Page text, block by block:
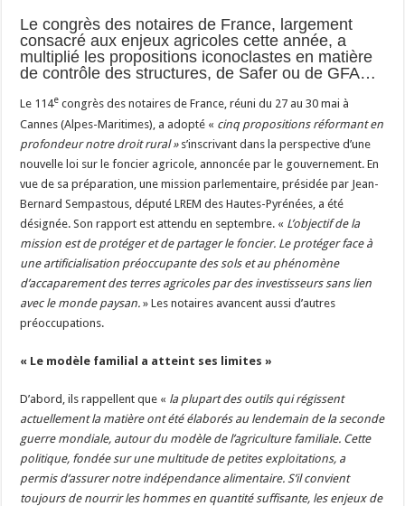
Les canicules freinent la collecte laitière
Le congrès des notaires de France, largement
consacré aux enjeux agricoles cette année, a
multiplié les propositions iconoclastes en matière
de contrôle des structures, de Safer ou de GFA…
Le 114e congrès des notaires de France, réuni du 27 au 30 mai à
Cannes (Alpes-Maritimes), a adopté « cinq propositions réformant en
profondeur notre droit rural »s’inscrivant dans la perspective d’une
nouvelle loi sur le foncier agricole, annoncée par le gouvernement. En
vue de sa préparation, une mission parlementaire, présidée par Jean-
Bernard Sempastous, député LREM des Hautes-Pyrénées, a été
désignée. Son rapport est attendu en septembre. « L’objectif de la
mission est de protéger et de partager le foncier. Le protéger face à
une artificialisation préoccupante des sols et au phénomène
d’accaparement des terres agricoles par des investisseurs sans lien
avec le monde paysan. » Les notaires avancent aussi d’autres
préoccupations.
« Le modèle familial a atteint ses limites »
D’abord, ils rappellent que « la plupart des outils qui régissent
actuellement la matière ont été élaborés au lendemain de la seconde
guerre mondiale, autour du modèle de l’agriculture familiale. Cette
politique, fondée sur une multitude de petites exploitations, a
permis d’assurer notre indépendance alimentaire. S’il convient
toujours de nourrir les hommes en quantité suffisante, les enjeux de